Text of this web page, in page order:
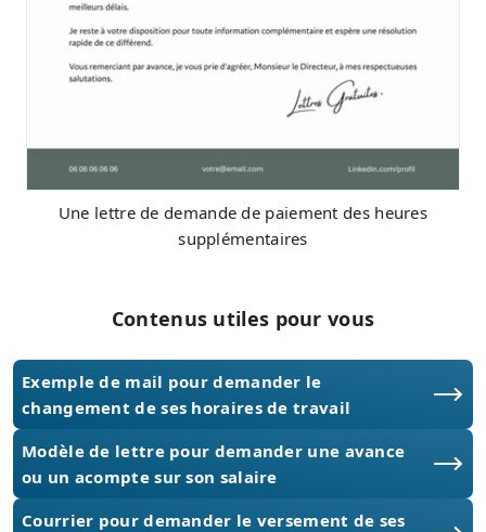
Une lettre de demande de paiement des heures
supplémentaires
Contenus utiles pour vous
Exemple de mail pour demander le
changement de ses horaires de travail
Modèle de lettre pour demander une avance
ou un acompte sur son salaire
Courrier pour demander le versement de ses